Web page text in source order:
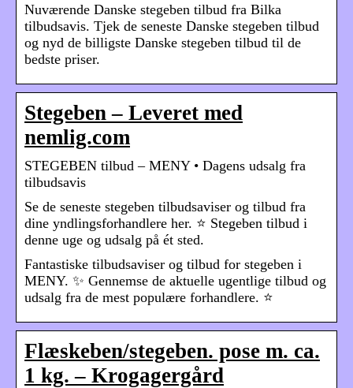
Nuværende Danske stegeben tilbud fra Bilka
tilbudsavis. Tjek de seneste Danske stegeben tilbud
og nyd de billigste Danske stegeben tilbud til de
bedste priser.
Stegeben – Leveret med
nemlig.com
STEGEBEN tilbud – MENY • Dagens udsalg fra
tilbudsavis
Se de seneste stegeben tilbudsaviser og tilbud fra
dine yndlingsforhandlere her. ⭐ Stegeben tilbud i
denne uge og udsalg på ét sted.
Fantastiske tilbudsaviser og tilbud for stegeben i
MENY. ✨ Gennemse de aktuelle ugentlige tilbud og
udsalg fra de mest populære forhandlere. ⭐
Flæskeben/stegeben. pose m. ca.
1 kg. – Krogagergård